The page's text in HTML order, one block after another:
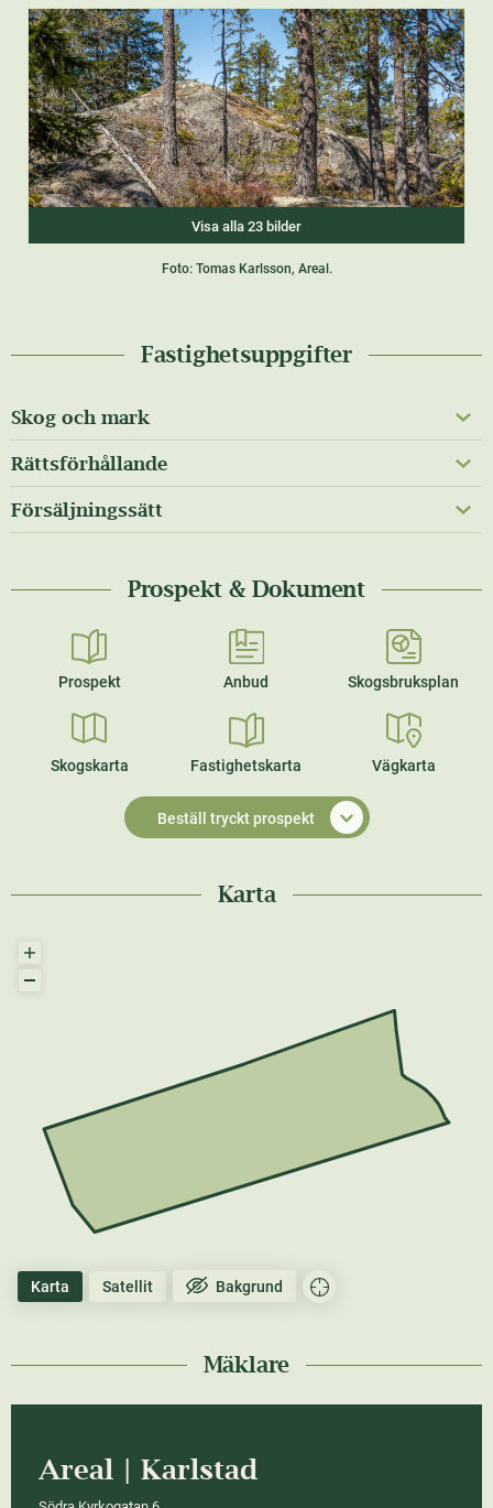
Visa alla 23 bilder
Foto: Tomas Karlsson, Areal.
Fastighetsuppgifter
Skog och mark
Rättsförhållande
Försäljningssätt
Prospekt & Dokument
Prospekt Anbud Skogsbruksplan
Skogskarta Fastighetskarta Vägkarta
Beställ tryckt prospekt
Karta
Karta Satellit Bakgrund
Mäklare
Areal | Karlstad